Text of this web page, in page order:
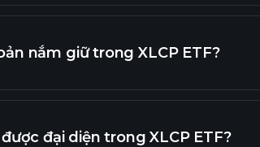
nắm giữ trong XLCP ETF?
khoản nắm giữ
đại diện trong XLCP ETF?